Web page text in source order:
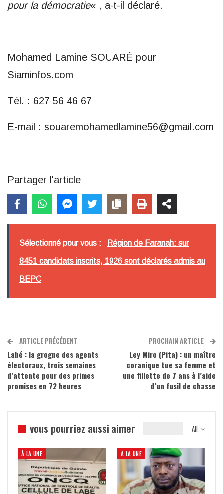
pour la démocratie« , a-t-il déclaré.
Mohamed Lamine SOUARÉ pour
Siaminfos.com
Tél. : 627 56 46 67
E-mail : souaremohamedlamine56@gmail.com
Partager l'article
Sélectionné pour vous : Région de Faranah: sur
8451 candidats inscrits, 1926 sont déclarés admis au
BEPC
ARTICLE PRÉCÉDENT
Labé : la grogne des agents
électoraux, trois semaines
d’attente pour des primes
promises en 72 heures
PROCHAIN ARTICLE
Ley Miro (Pita) : un maître
coranique tue sa femme et
une fillette de 7 ans à l’aide
d’un fusil de chasse
All
vous pourriez aussi aimer
À LA UNE À LA UNE